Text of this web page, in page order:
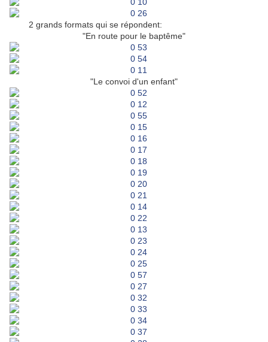
2 grands formats qui se répondent:
"En route pour le baptême"
"Le convoi d'un enfant"